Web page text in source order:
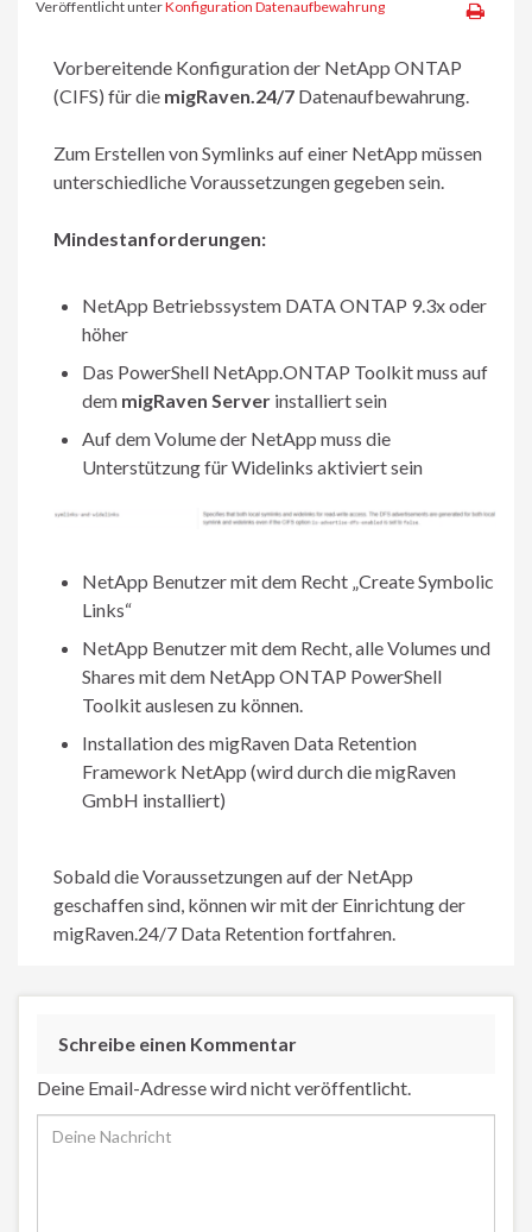
Veröffentlicht unterKonfiguration Datenaufbewahrung
Vorbereitende Konfiguration der NetApp ONTAP
(CIFS) für die migRaven.24/7 Datenaufbewahrung.
Zum Erstellen von Symlinks auf einer NetApp müssen
unterschiedliche Voraussetzungen gegeben sein.
Mindestanforderungen:
NetApp Betriebssystem DATA ONTAP 9.3x oder
höher
Das PowerShell NetApp.ONTAP Toolkit muss auf
dem migRaven Server installiert sein
Auf dem Volume der NetApp muss die
Unterstützung für Widelinks aktiviert sein
NetApp Benutzer mit dem Recht „Create Symbolic
Links“
NetApp Benutzer mit dem Recht, alle Volumes und
Shares mit dem NetApp ONTAP PowerShell
Toolkit auslesen zu können.
Installation des migRaven Data Retention
Framework NetApp (wird durch die migRaven
GmbH installiert)
Sobald die Voraussetzungen auf der NetApp
geschaffen sind, können wir mit der Einrichtung der
migRaven.24/7 Data Retention fortfahren.
Schreibe einen Kommentar
Deine Email-Adresse wird nicht veröffentlicht.